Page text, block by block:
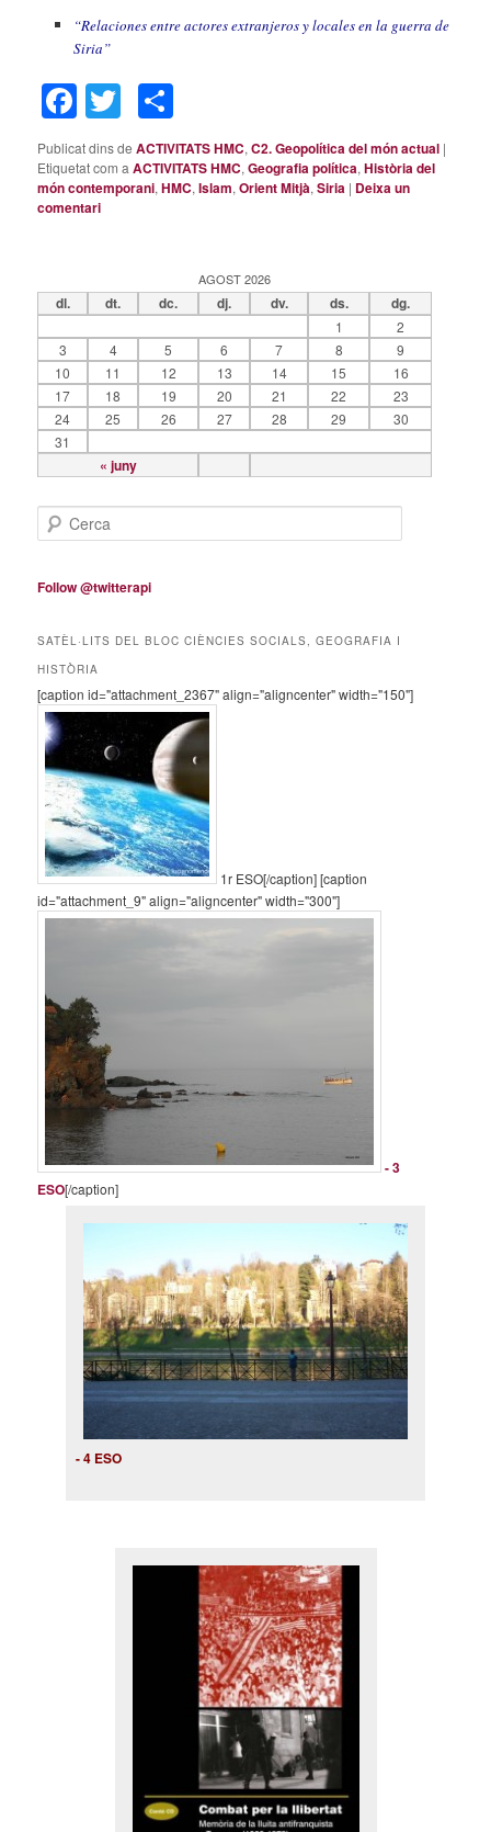
“Relaciones entre actores extranjeros y locales en la guerra de
Siria”
Facebook
Twitter
Publicat dins de ACTIVITATS HMC,C2. Geopolítica del món actual |
Etiquetat com aACTIVITATS HMC,Geografia política,Història del
món contemporani,HMC,Islam,Orient Mitjà,Siria | Deixa un
comentari
AGOST 2026
dl. dt. dc. dj. dv. ds. dg.
« juny
1
2
3
4 5 6 7 8
9
10
11 12 13 14 15
16
17
18 19 20 21 22
23
24
25 26 27 28 29
30
31
e
c
Follow @twitterapi
SATÈL·LITS DEL BLOC CIÈNCIES SOCIALS, GEOGRAFIA I
HISTÒRIA
[caption id="attachment_2367" align="aligncenter" width="150"]
1r ESO[/caption] [caption
id="attachment_9" align="aligncenter" width="300"]
- 3
ESO[/caption]
- 4 ESO